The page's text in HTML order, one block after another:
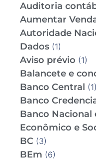
Auditoria
Aumentar
Autoridade
Dados (1)
Aviso prévio (1)
Balancete e
Banco Central (1)
Banco
Banco Nacional
Econômico e
BC (3)
BEm (6)